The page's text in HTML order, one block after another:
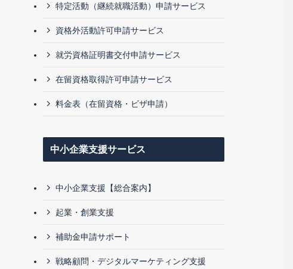
特定活動（継続就職活動）申請サービス
資格外活動許可申請サービス
就労資格証明書交付申請サービス
在留資格取得許可申請サービス
料金表（在留資格・ビザ申請）
中小企業支援サービス
中小企業支援【総合案内】
起業・創業支援
補助金申請サポート
戦略顧問・デジタルマーケティング支援